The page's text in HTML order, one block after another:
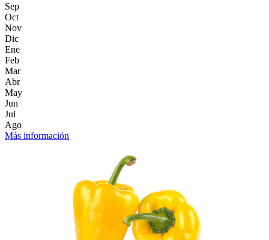
Sep
Oct
Nov
Dic
Ene
Feb
Mar
Abr
May
Jun
Jul
Ago
Más información